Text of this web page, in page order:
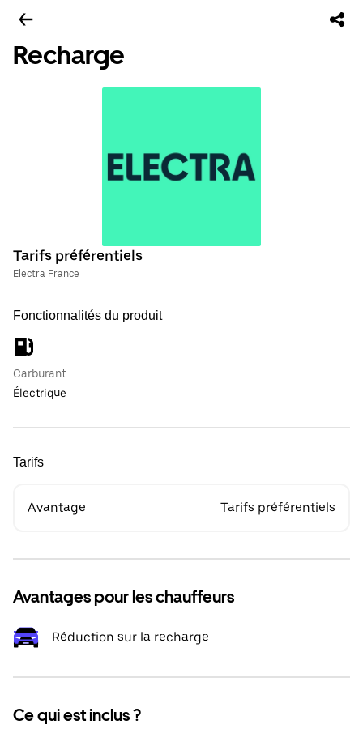
Recharge
Tarifs préférentiels
Electra France
Fonctionnalités du produit
Carburant
Électrique
Tarifs
Avantage Tarifs préférentiels
Avantages pour les chauffeurs
Réduction sur la recharge
Ce qui est inclus ?